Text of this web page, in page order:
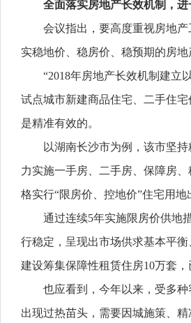
全面落实房地产长效机制，
会议指出，要高度重视房地
实稳地价、稳房价、稳预期的房
“2018年房地产长效机制建立
试点城市新建商品住宅、二手住
是精准有效的。
以湖南长沙市为例，该市坚
力实施一手房、二手房、保障房
格实行“限房价、控地价”住宅用
通过连续5年实施限房价供地
行稳定，呈现出市场供求基本平
建设筹集保障性租赁住房10万套，
也应看到，今年以来，受多
出现过热苗头，需要因城施策、